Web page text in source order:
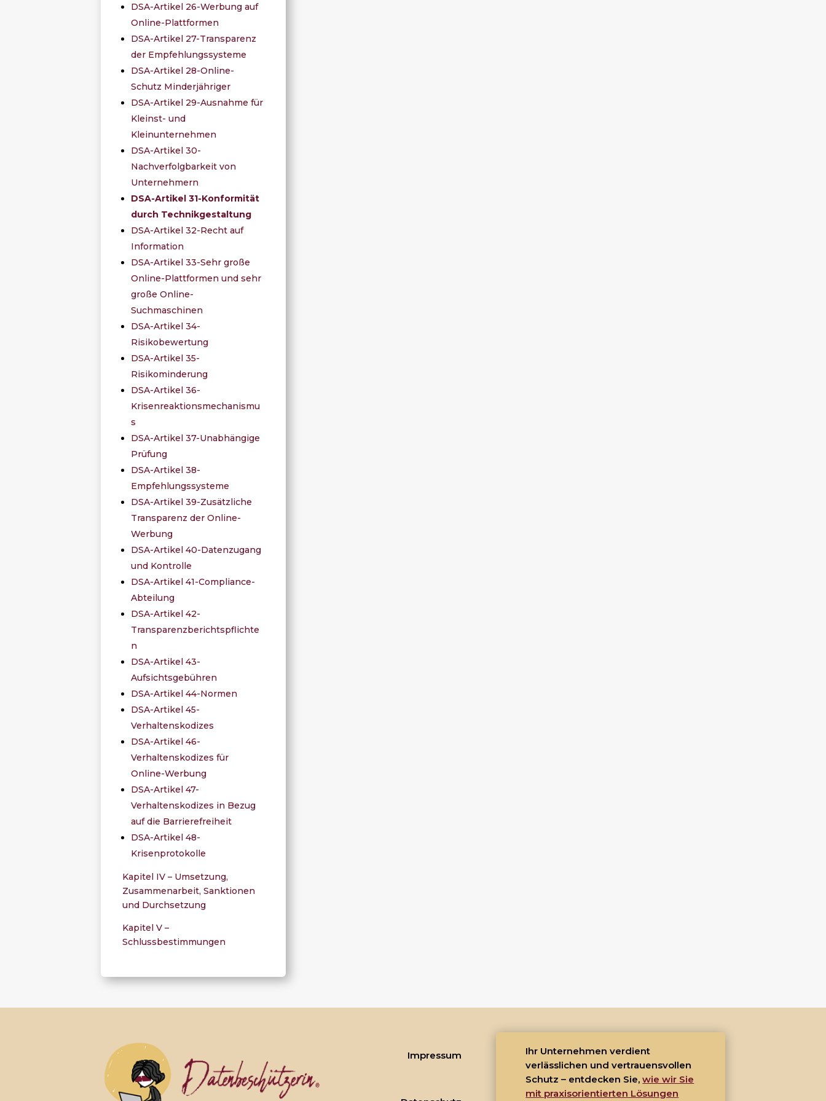
DSA-Artikel 26-Werbung auf
Online-Plattformen
DSA-Artikel 27-Transparenz
der Empfehlungssysteme
DSA-Artikel 28-Online-
Schutz Minderjähriger
DSA-Artikel 29-Ausnahme für
Kleinst- und
Kleinunternehmen
DSA-Artikel 30-
Nachverfolgbarkeit von
Unternehmern
DSA-Artikel 31-Konformität
durch Technikgestaltung
DSA-Artikel 32-Recht auf
Information
DSA-Artikel 33-Sehr große
Online-Plattformen und sehr
große Online-
Suchmaschinen
DSA-Artikel 34-
Risikobewertung
DSA-Artikel 35-
Risikominderung
DSA-Artikel 36-
Krisenreaktionsmechanismu
s
DSA-Artikel 37-Unabhängige
Prüfung
DSA-Artikel 38-
Empfehlungssysteme
DSA-Artikel 39-Zusätzliche
Transparenz der Online-
Werbung
DSA-Artikel 40-Datenzugang
und Kontrolle
DSA-Artikel 41-Compliance-
Abteilung
DSA-Artikel 42-
Transparenzberichtspflichte
n
DSA-Artikel 43-
Aufsichtsgebühren
DSA-Artikel 44-Normen
DSA-Artikel 45-
Verhaltenskodizes
DSA-Artikel 46-
Verhaltenskodizes für
Online-Werbung
DSA-Artikel 47-
Verhaltenskodizes in Bezug
auf die Barrierefreiheit
DSA-Artikel 48-
Krisenprotokolle
Kapitel IV – Umsetzung,
Zusammenarbeit, Sanktionen
und Durchsetzung
Kapitel V –
Schlussbestimmungen
Impressum
Ihr Unternehmen verdient
verlässlichen und vertrauensvollen
Schutz – entdecken Sie,wie wir Sie
mit praxisorientierten Lösungen